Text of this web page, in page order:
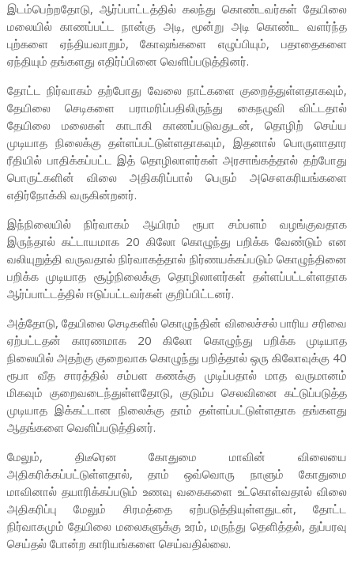
இடம்பெற்றதோடு, ஆர்ப்பாட்டத்தில் கலந்து கொண்டவர்கள் தேயிலை
மலையில் காணப்பட்ட நான்கு அடி, மூன்று அடி கொண்ட வளர்ந்த
புற்களை ஏந்தியவாறும், கோஷங்களை எழுப்பியும், பதாதைகளை
ஏந்தியும் தங்களது எதிர்ப்பினை வெளிப்படுத்தினர்.
தோட்ட நிர்வாகம் தற்போது வேலை நாட்களை குறைத்துள்ளதாகவும்,
தேயிலை செடிகளை பராமரிப்பதிலிருந்து கைநழுவி விட்டதால்
தேயிலை மலைகள் காடாகி காணப்படுவதுடன், தொழிற் செய்ய
முடியாத நிலைக்கு தள்ளப்பட்டுள்ளதாகவும், இதனால் பொருளாதார
ரீதியில் பாதிக்கப்பட்ட இத் தொழிலாளர்கள் அரசாங்கத்தால் தற்போது
பொருட்களின் விலை அதிகரிப்பால் பெரும் அசௌகரியங்களை
எதிர்நோக்கி வருகின்றனர்.
இந்நிலையில் நிர்வாகம் ஆயிரம் ரூபா சம்பளம் வழங்குவதாக
இருந்தால் கட்டாயமாக 20 கிலோ கொழுந்து பறிக்க வேண்டும் என
வலியுறுத்தி வருவதால் நிர்வாகத்தால் நிர்ணயக்கப்படும் கொழுந்தினை
பறிக்க முடியாத சூழ்நிலைக்கு தொழிலாளர்கள் தள்ளப்பட்டள்ளதாக
ஆர்ப்பாட்டத்தில் ஈடுப்பட்டவர்கள் குறிப்பிட்டனர்.
அத்தோடு, தேயிலை செடிகளில் கொழுந்தின் விலைச்சல் பாரிய சரிவை
ஏற்பட்டதன் காரணமாக 20 கிலோ கொழுந்து பறிக்க முடியாத
நிலையில் அதற்கு குறைவாக கொழுந்து பறித்தால் ஒரு கிலோவுக்கு 40
ரூபா வீத சாரத்தில் சம்பள கணக்கு முடிப்பதால் மாத வருமானம்
மிகவும் குறைவடைந்துள்ளதோடு, குடும்ப செலவினை கட்டுப்படுத்த
முடியாத இக்கட்டான நிலைக்கு தாம் தள்ளப்பட்டுள்ளதாக தங்களது
ஆதங்களை வெளிப்படுத்தினர்.
மேலும், திடீரென கோதுமை மாவின் விலையை
அதிகரிக்கப்பட்டுள்ளதால், தாம் ஒவ்வொரு நாளும் கோதுமை
மாவினால் தயாரிக்கப்படும் உணவு வகைகளை உட்கொள்வதால் விலை
அதிகரிப்பு மேலும் சிரமத்தை ஏற்படுத்தியுள்ளதுடன், தோட்ட
நிர்வாகமும் தேயிலை மலைகளுக்கு உரம், மருந்து தெளித்தல், துப்பரவு
செய்தல் போன்ற காரியங்களை செய்வதில்லை.